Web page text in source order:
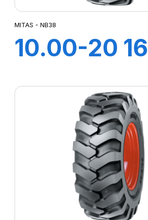
TI 20
TR09
MITAS - NB38
10.00-20